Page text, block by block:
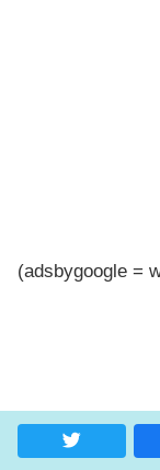
(adsbygoogle =